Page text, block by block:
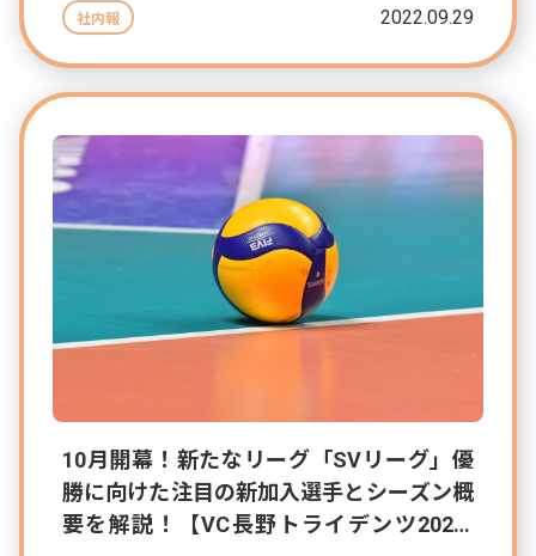
社内報 2022.09.29
10月開幕！新たなリーグ「SVリーグ」優
勝に向けた注目の新加入選手とシーズン概
要を解説！【VC長野トライデンツ2024-